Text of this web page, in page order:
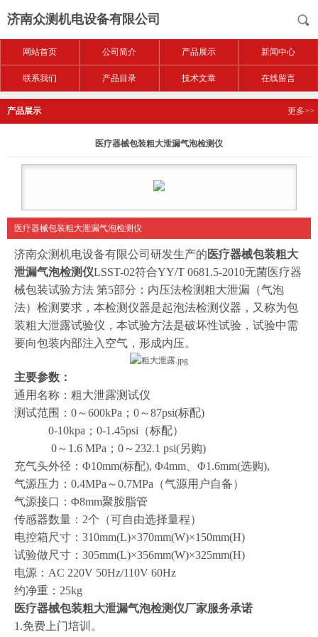
济南众测机电设备有限公司
网站首页 公司简介 产品展示 新闻中心
联系我们 产品目录 技术文章 在线留言
产品展示 更多>>
医疗器械包装粗大泄漏气泡检测仪
医疗器械包装粗大泄漏气泡检测仪
济南众测机电设备有限公司研发生产的 医疗器械包装粗大
泄漏气泡检测仪LSST-02符合YY/T 0681.5-2010无菌医疗器
械包装试验方法 第5部分：内压法检测粗大泄漏（气泡
法）检测要求，本检测仪器是起泡法检测仪器，又称为包
装粗大泄露试验仪，本试验方法是破坏性试验，试验中需
要向包装内部注入空气，形成内压。
主要参数：
通用名称：粗大泄露测试仪
测试范围：0～600kPa；0～87psi(标配)
0-10kpa；0-1.45psi（标配）
0～1.6 MPa；0～232.1 psi(另购)
充气头外径：Φ10mm(标配), Φ4mm、Φ1.6mm(选购),
气源压力：0.4MPa～0.7MPa（气源用户自备）
气源接口：Φ8mm聚胺脂管
传感器数量：2个（可自由选择量程）
电控箱尺寸：310mm(L)×370mm(W)×150mm(H)
试验做尺寸：305mm(L)×356mm(W)×325mm(H)
电源：AC 220V 50Hz/110V 60Hz
约净重：25kg
医疗器械包装粗大泄漏气泡检测仪厂家服务承诺
1.免费上门培训。